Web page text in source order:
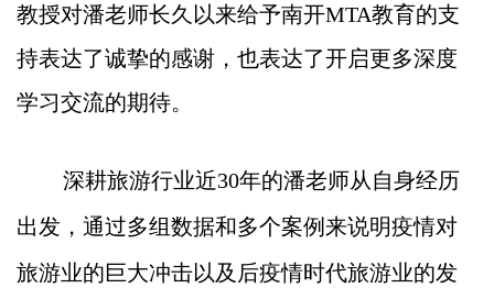
教授对潘老师长久以来给予南开MTA教育的支
持表达了诚挚的感谢，也表达了开启更多深度
学习交流的期待。
深耕旅游行业近30年的潘老师从自身经历
出发，通过多组数据和多个案例来说明疫情对
旅游业的巨大冲击以及后疫情时代旅游业的发